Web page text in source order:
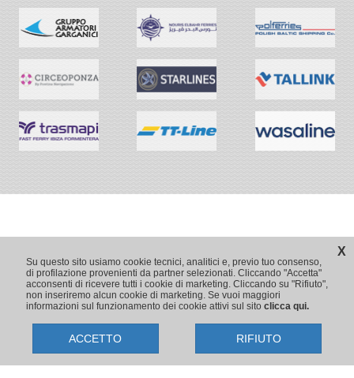
X
Su questo sito usiamo cookie tecnici, analitici e, previo tuo consenso,
di profilazione provenienti da partner selezionati. Cliccando "Accetta"
acconsenti di ricevere tutti i cookie di marketing. Cliccando su "Rifiuto",
non inseriremo alcun cookie di marketing. Se vuoi maggiori
informazioni sul funzionamento dei cookie attivi sul sito clicca qui.
ACCETTO RIFIUTO